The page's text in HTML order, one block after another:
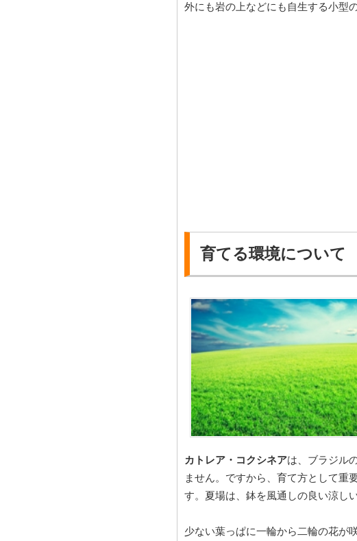
外にも岩の上などにも自生する小型
育てる環境について
カトレア・コクシネアは、ブラジル
ません。ですから、育て方として重
す。夏場は、鉢を風通しの良い涼し
少ない葉っぱに一輪から二輪の花が